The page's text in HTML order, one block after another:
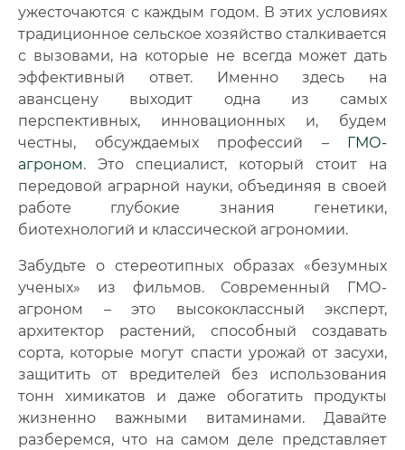
ужесточаются с каждым годом. В этих условиях
традиционное сельское хозяйство сталкивается
с вызовами, на которые не всегда может дать
эффективный ответ. Именно здесь на
авансцену выходит одна из самых
перспективных, инновационных и, будем
честны, обсуждаемых профессий – ГМО-
агроном. Это специалист, который стоит на
передовой аграрной науки, объединяя в своей
работе глубокие знания генетики,
биотехнологий и классической агрономии.
Забудьте о стереотипных образах «безумных
ученых» из фильмов. Современный ГМО-
агроном – это высококлассный эксперт,
архитектор растений, способный создавать
сорта, которые могут спасти урожай от засухи,
защитить от вредителей без использования
тонн химикатов и даже обогатить продукты
жизненно важными витаминами. Давайте
разберемся, что на самом деле представляет